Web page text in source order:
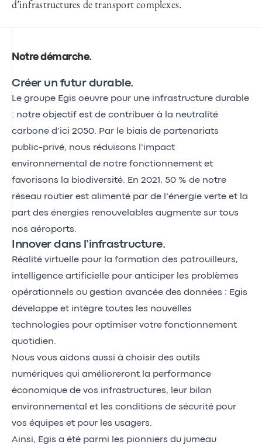
d’infrastructures de transport complexes.
Notre démarche.
Créer un futur durable.
Le groupe Egis oeuvre pour une infrastructure durable
: notre objectif est de contribuer à la neutralité
carbone d’ici 2050. Par le biais de partenariats
public-privé, nous réduisons l’impact
environnemental de notre fonctionnement et
favorisons la biodiversité. En 2021, 50 % de notre
réseau routier est alimenté par de l’énergie verte et la
part des énergies renouvelables augmente sur tous
nos aéroports.
Innover dans l’infrastructure.
Réalité virtuelle pour la formation des patrouilleurs,
intelligence artificielle pour anticiper les problèmes
opérationnels ou gestion avancée des données : Egis
développe et intègre toutes les nouvelles
technologies pour optimiser votre fonctionnement
quotidien.
Nous vous aidons aussi à choisir des outils
numériques qui amélioreront la performance
économique de vos infrastructures, leur bilan
environnemental et les conditions de sécurité pour
vos équipes et pour les usagers.
Ainsi, Egis a été parmi les pionniers du jumeau